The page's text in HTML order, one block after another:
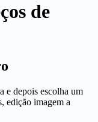
de
e depois escolha um
edição imagem a